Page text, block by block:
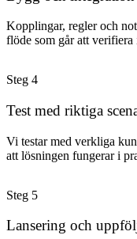
Kopplingar, regler och
flöde som går att verifiera
Steg 4
Test med riktiga
Vi testar med verkliga
att lösningen fungerar i
Steg 5
Lansering och